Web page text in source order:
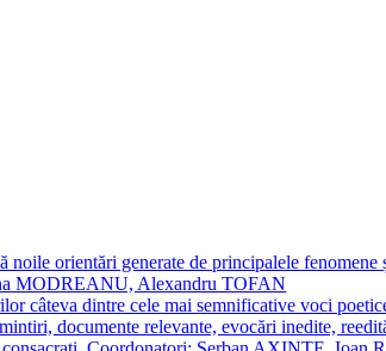
noile orientări generate de principalele
MODREANU, Alexandru TOFAN
câteva dintre cele mai semnificative voci
documente relevante, evocări inedite,